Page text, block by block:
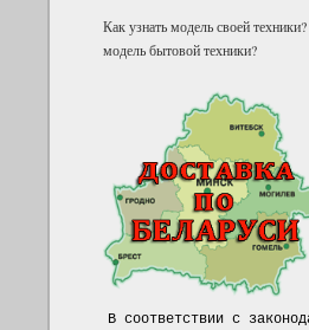
Как узнать модель своей
модель бытовой техники?
В соответствии с